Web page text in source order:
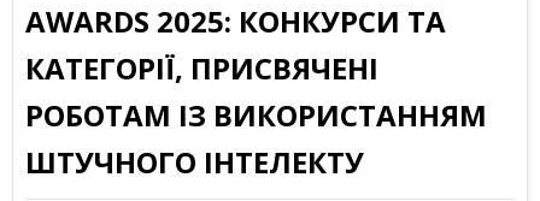
AWARDS 2025: КОНКУРСИ ТА
КАТЕГОРІЇ, ПРИСВЯЧЕНІ
РОБОТАМ ІЗ ВИКОРИСТАННЯМ
ШТУЧНОГО ІНТЕЛЕКТУ